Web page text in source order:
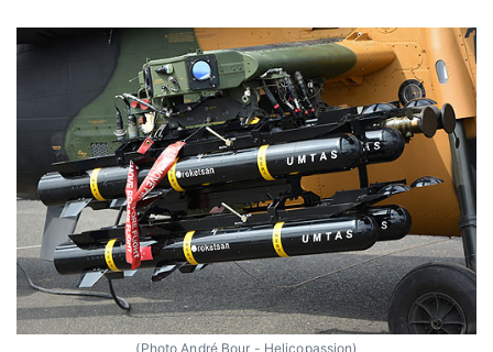
(Photo André Bour - Helicopassion)